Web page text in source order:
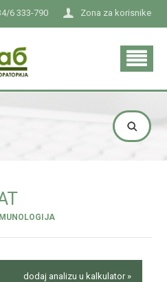
Zona za korisnike
6 333-790
dodaj analizu u kalkulator »